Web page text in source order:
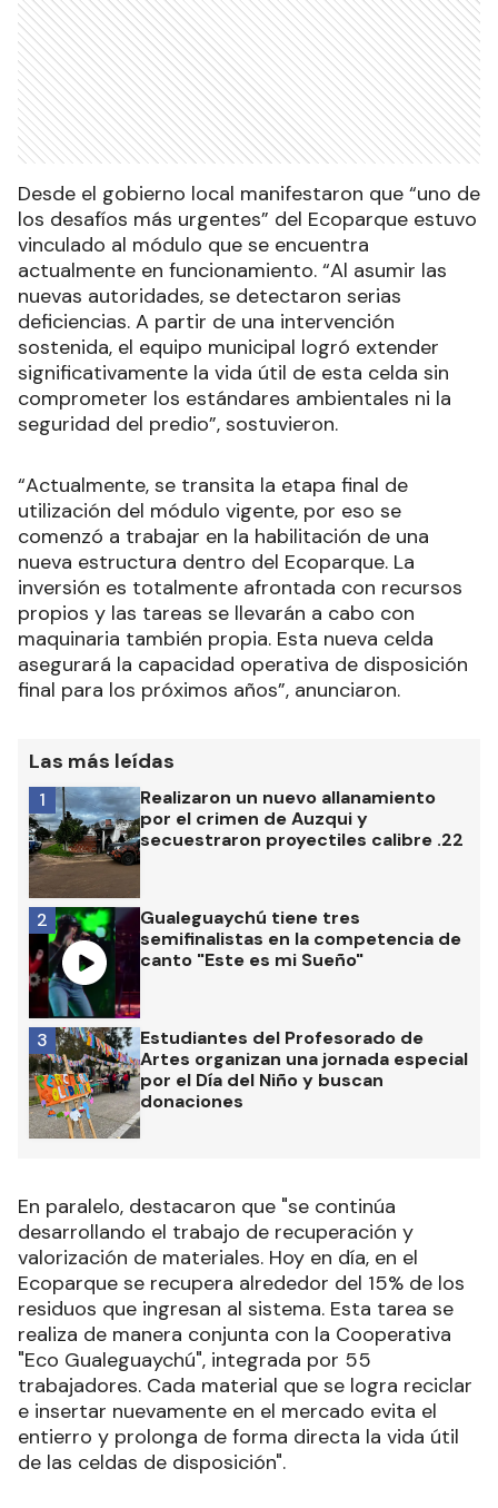
Desde el gobierno local manifestaron que “uno de
los desafíos más urgentes” del Ecoparque estuvo
vinculado al módulo que se encuentra
actualmente en funcionamiento. “Al asumir las
nuevas autoridades, se detectaron serias
deficiencias. A partir de una intervención
sostenida, el equipo municipal logró extender
significativamente la vida útil de esta celda sin
comprometer los estándares ambientales ni la
seguridad del predio”, sostuvieron.
“Actualmente, se transita la etapa final de
utilización del módulo vigente, por eso se
comenzó a trabajar en la habilitación de una
nueva estructura dentro del Ecoparque. La
inversión es totalmente afrontada con recursos
propios y las tareas se llevarán a cabo con
maquinaria también propia. Esta nueva celda
asegurará la capacidad operativa de disposición
final para los próximos años”, anunciaron.
Las más leídas
Realizaron un nuevo allanamiento
por el crimen de Auzqui y
secuestraron proyectiles calibre .22
1
Gualeguaychú tiene tres
semifinalistas en la competencia de
canto "Este es mi Sueño"
2
Estudiantes del Profesorado de
Artes organizan una jornada especial
por el Día del Niño y buscan
donaciones
3
En paralelo, destacaron que "se continúa
desarrollando el trabajo de recuperación y
valorización de materiales. Hoy en día, en el
Ecoparque se recupera alrededor del 15% de los
residuos que ingresan al sistema. Esta tarea se
realiza de manera conjunta con la Cooperativa
"Eco Gualeguaychú", integrada por 55
trabajadores. Cada material que se logra reciclar
e insertar nuevamente en el mercado evita el
entierro y prolonga de forma directa la vida útil
de las celdas de disposición".